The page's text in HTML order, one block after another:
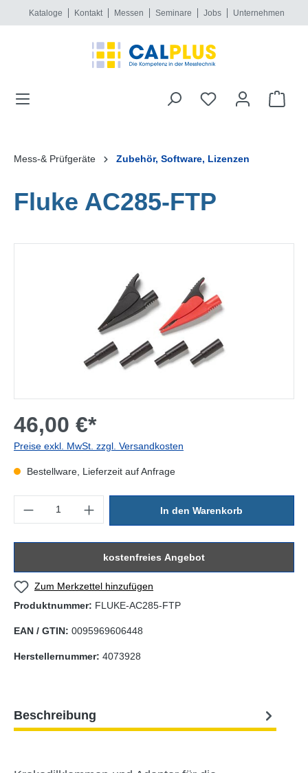
springen
Kataloge Kontakt Messen Seminare Jobs Unternehmen
Mess-& Prüfgeräte Zubehör, Software, Lizenzen
Fluke AC285-FTP
46,00 €*
Preise exkl. MwSt. zzgl. Versandkosten
Bestellware, Lieferzeit auf Anfrage
In den Warenkorb
kostenfreies Angebot
Zum Merkzettel hinzufügen
Produktnummer: FLUKE-AC285-FTP
EAN / GTIN: 0095969606448
Herstellernummer: 4073928
Beschreibung